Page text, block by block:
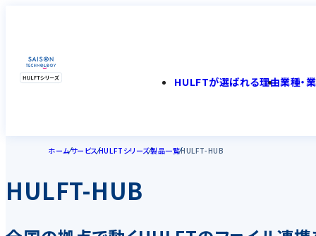
HULFTが選ばれる理由業種・
ホームサービスHULFTシリーズ製品一覧HULFT-HUB
HULFT-HUB